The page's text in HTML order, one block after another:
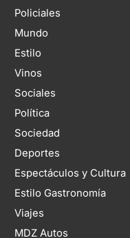
Policiales
Mundo
Estilo
Vinos
Sociales
Política
Sociedad
Deportes
Espectáculos y Cultura
Estilo Gastronomía
Viajes
MDZ Autos